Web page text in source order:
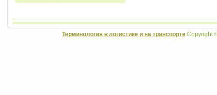
Терминология в логистике и на транспортеCopyright